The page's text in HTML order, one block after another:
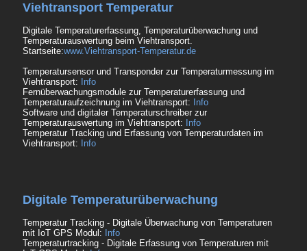
Viehtransport Temperatur
Digitale Temperaturerfassung, Temperaturüberwachung und
Temperaturauswertung beim Viehtransport.
Startseite:www.Viehtransport-Temperatur.de
Temperatursensor und Transponder zur Temperaturmessung im
Viehtransport:
Info
Fernüberwachungsmodule zur Temperaturerfassung und
Temperaturaufzeichnung im Viehtransport:
Info
Software und digitaler Temperaturschreiber zur
Temperaturauswertung im Viehtransport:
Info
Temperatur Tracking und Erfassung von Temperaturdaten im
Viehtransport:
Info
Digitale Temperaturüberwachung
Temperatur Tracking - Digitale Überwachung von Temperaturen
mit IoT GPS Modul:
Info
Temperaturtracking - Digitale Erfassung von Temperaturen mit